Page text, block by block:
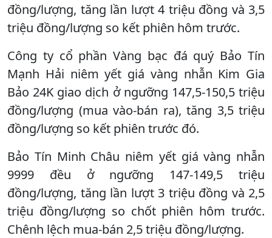
đồng/lượng, tăng lần lượt 4 triệu đồng và 3,5
triệu đồng/lượng so kết phiên hôm trước.
Công ty cổ phần Vàng bạc đá quý Bảo Tín
Mạnh Hải niêm yết giá vàng nhẫn Kim Gia
Bảo 24K giao dịch ở ngưỡng 147,5-150,5 triệu
đồng/lượng (mua vào-bán ra), tăng 3,5 triệu
đồng/lượng so kết phiên trước đó.
Bảo Tín Minh Châu niêm yết giá vàng nhẫn
9999 đều ở ngưỡng 147-149,5 triệu
đồng/lượng, tăng lần lượt 3 triệu đồng và 2,5
triệu đồng/lượng so chốt phiên hôm trước.
Chênh lệch mua-bán 2,5 triệu đồng/lượng.